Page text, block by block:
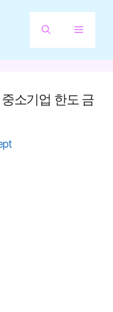
메
소기업 한도 금